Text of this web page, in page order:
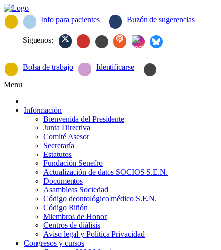
Info para pacientes Buzón de sugerencias
Síguenos:
Bolsa de trabajo Identificarse
Menu
Información
Bienvenida del Presidente
Junta Directiva
Comité Asesor
Secretaría
Estatutos
Fundación Senefro
Actualización de datos SOCIOS S.E.N.
Documentos
Asambleas Sociedad
Código deontológico médico S.E.N.
Código Riñón
Miembros de Honor
Centros de diálisis
Aviso legal y Política Privacidad
Congresos y cursos